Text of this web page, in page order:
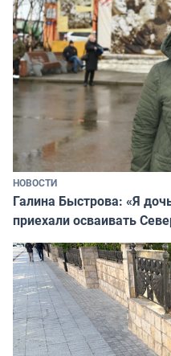
НОВОСТИ
Галина Быстрова: «Я
приехали осваивать